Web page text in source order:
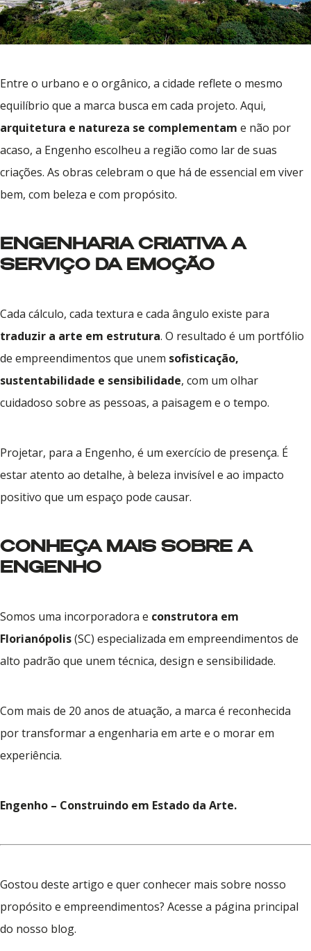
Entre o urbano e o orgânico, a cidade reflete o mesmo
equilíbrio que a marca busca em cada projeto. Aqui,
arquitetura e natureza se complementam e não por
acaso, a Engenho escolheu a região como lar de suas
criações. As obras celebram o que há de essencial em viver
bem, com beleza e com propósito.
ENGENHARIA CRIATIVA A
SERVIÇO DA EMOÇÃO
Cada cálculo, cada textura e cada ângulo existe para
traduzir a arte em estrutura. O resultado é um portfólio
de empreendimentos que unem sofisticação,
sustentabilidade e sensibilidade, com um olhar
cuidadoso sobre as pessoas, a paisagem e o tempo.
Projetar, para a Engenho, é um exercício de presença. É
estar atento ao detalhe, à beleza invisível e ao impacto
positivo que um espaço pode causar.
CONHEÇA MAIS SOBRE A
ENGENHO
Somos uma incorporadora e construtora em
Florianópolis(SC) especializada em empreendimentos de
alto padrão que unem técnica, design e sensibilidade.
Com mais de 20 anos de atuação, a marca é reconhecida
por transformar a engenharia em arte e o morar em
experiência.
Engenho – Construindo em Estado da Arte.
Gostou deste artigo e quer conhecer mais sobre nosso
propósito e empreendimentos? Acesse a página principal
do nosso blog.